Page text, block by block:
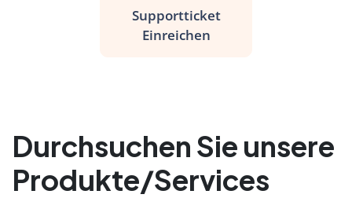
Supportticket
Einreichen
Durchsuchen Sie unsere
Produkte/Services